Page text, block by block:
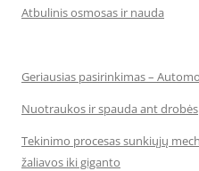
Atbulinis osmosas ir nauda
Geriausias pasirinkimas –
Nuotraukos ir spauda ant drobės
Tekinimo procesas sunkiųjų
žaliavos iki giganto